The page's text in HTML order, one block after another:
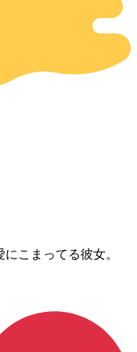
こまってる彼女。